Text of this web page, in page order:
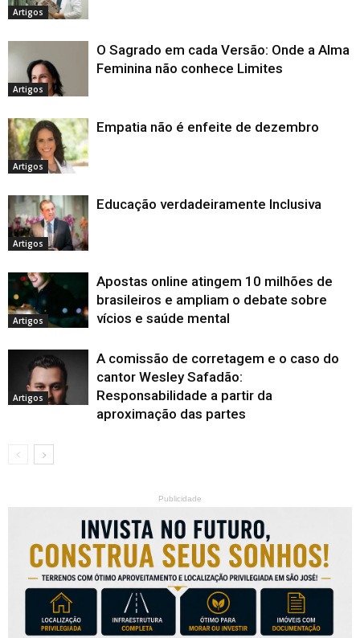
Artigos
Artigos
O Sagrado em cada Versão: Onde a Alma
Feminina não conhece Limites
Artigos
Empatia não é enfeite de dezembro
Artigos
Educação verdadeiramente Inclusiva
Artigos
Apostas online atingem 10 milhões de
brasileiros e ampliam o debate sobre
vícios e saúde mental
Artigos
A comissão de corretagem e o caso do
cantor Wesley Safadão:
Responsabilidade a partir da
aproximação das partes
Publicidade